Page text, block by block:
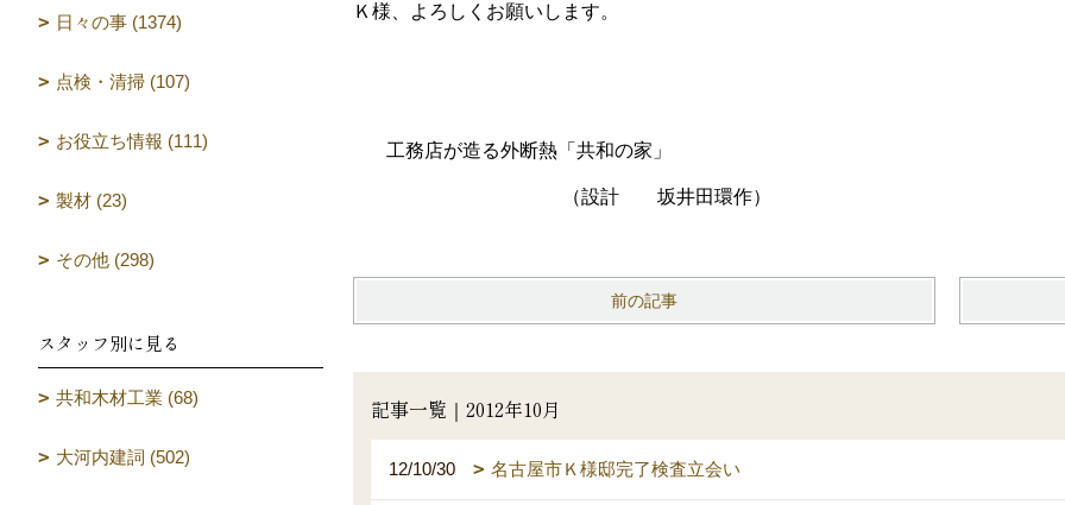
Ｋ様、よろしくお願いします。
工務店が造る外断熱「共和の家」
（設計 坂井田環作）
前の記事
記事一覧｜2012年10月
12/10/30 名古屋市Ｋ様邸完了検査立会い
日々の事 (1374)
点検・清掃 (107)
お役立ち情報 (111)
製材 (23)
その他 (298)
スタッフ別に見る
共和木材工業 (68)
大河内建詞 (502)